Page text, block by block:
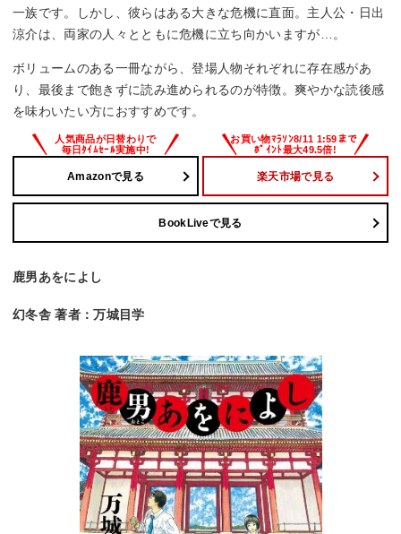
一族です。しかし、彼らはある大きな危機に直面。主人公・日出
涼介は、両家の人々とともに危機に立ち向かいますが…。
ボリュームのある一冊ながら、登場人物それぞれに存在感があ
り、最後まで飽きずに読み進められるのが特徴。爽やかな読後感
を味わいたい方におすすめです。
Amazonで見る 楽天市場で見る
BookLiveで見る
鹿男あをによし
幻冬舎 著者：万城目学